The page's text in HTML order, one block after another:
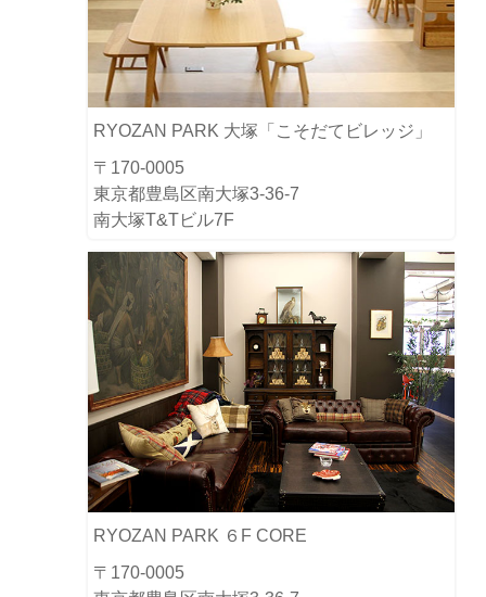
RYOZAN PARK 大塚「こそだてビレッジ」
〒170-0005
東京都豊島区南大塚3-36-7
南大塚T&Tビル7F
RYOZAN PARK ６F CORE
〒170-0005